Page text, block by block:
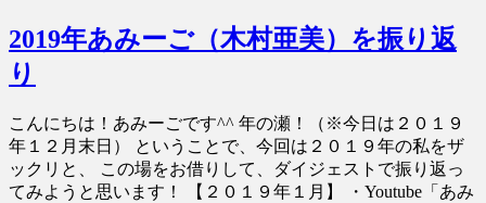
2019年あみーご（木村亜美）を振り返
り
こんにちは！あみーごです^^ 年の瀬！（※今日は２０１９
年１２月末日） ということで、今回は２０１９年の私をザ
ックリと、 この場をお借りして、ダイジェストで振り返っ
てみようと思います！ 【２０１９年１月】 ・Youtube「あみ